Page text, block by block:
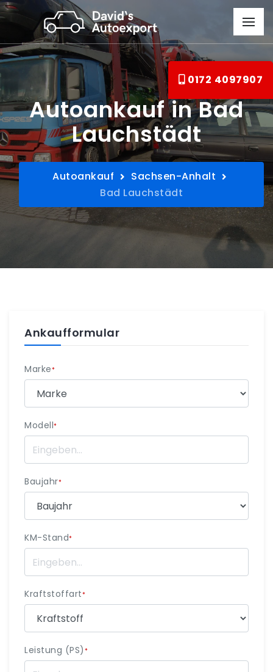
0172 4097907
Autoankauf in Bad
Lauchstädt
Autoankauf
Sachsen-Anhalt
Bad Lauchstädt
Ankaufformular
Marke*
Modell*
Baujahr*
KM-Stand*
Kraftstoffart*
Leistung (PS) *